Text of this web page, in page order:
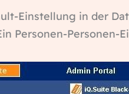
Einstellung in der
Personen-Personen-